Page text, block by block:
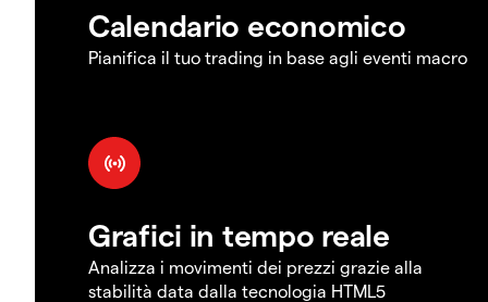
Calendario economico
Pianifica il tuo trading in base agli eventi macro
Grafici in tempo reale
Analizza i movimenti dei prezzi grazie alla
stabilità data dalla tecnologia HTML5